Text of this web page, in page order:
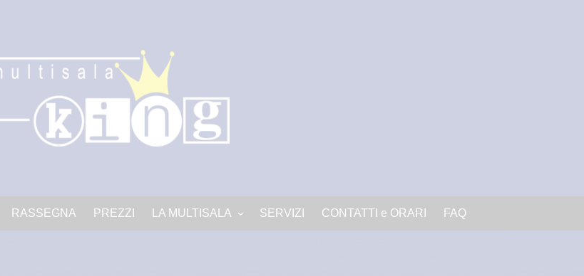
RASSEGNA PREZZI LA MULTISALA SERVIZI CONTATTI e ORARI FAQ